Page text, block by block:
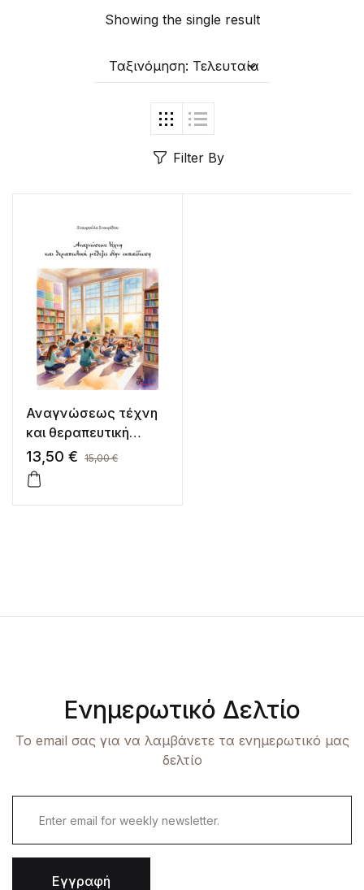
Create Account
Showing the single result
Ταξινόμηση: Τελευταία
Filter By
Αναγνώσεως τέχνη
και θεραπευτική
μέθεξις στην
εκπαίδευση
13,50 € 15,00€
Ενημερωτικό Δελτίο
Το email σας για να λαμβάνετε τα ενημερωτικό μας
δελτίο
Εγγραφή